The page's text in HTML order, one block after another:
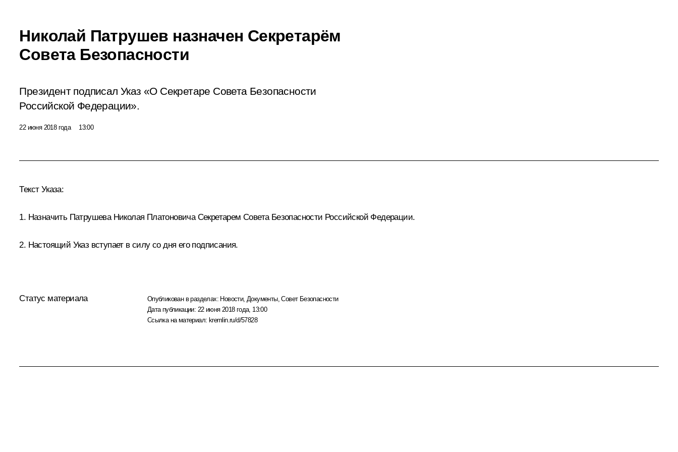
Николай Патрушев назначен Секретарём
Совета Безопасности
Президент подписал Указ «О Секретаре Совета Безопасности
Российской Федерации».
22 июня 2018 года 13:00
Текст Указа:
1. Назначить Патрушева Николая Платоновича Секретарем Совета Безопасности Российской Федерации.
2. Настоящий Указ вступает в силу со дня его подписания.
Статус материала Опубликован в разделах: Новости, Документы,Совет Безопасности
Дата публикации: 22 июня 2018 года, 13:00
Ссылка на материал: kremlin.ru/d/57828